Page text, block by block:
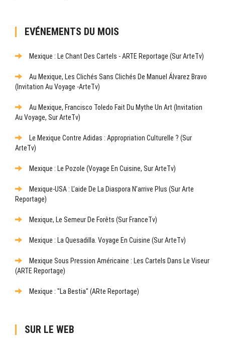
EVÉNEMENTS DU MOIS
Mexique : Le Chant Des Cartels - ARTE Reportage (sur ArteTv)
Au Mexique, Les Clichés Sans Clichés De Manuel Álvarez Bravo
(Invitation Au Voyage -ArteTv)
Au Mexique, Francisco Toledo Fait Du Mythe Un Art (Invitation
Au Voyage, Sur ArteTv)
Le Mexique Contre Adidas : Appropriation Culturelle ? (sur
ArteTv)
Mexique : Le Pozole (Voyage En Cuisine, Sur ArteTv)
Mexique-USA : L’aide De La Diaspora N’arrive Plus (sur Arte
Reportage)
Mexique, Le Semeur De Forêts (sur FranceTv)
Mexique : La Quesadilla. Voyage En Cuisine (sur ArteTv)
Mexique Sous Pression Américaine : Les Cartels Dans Le Viseur
(ARTE Reportage)
Mexique : "La Bestia" (ARte Reportage)
SUR LE WEB